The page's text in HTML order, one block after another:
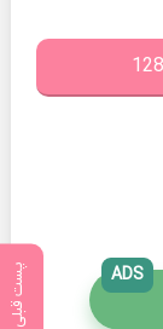
پست قبلی ADS